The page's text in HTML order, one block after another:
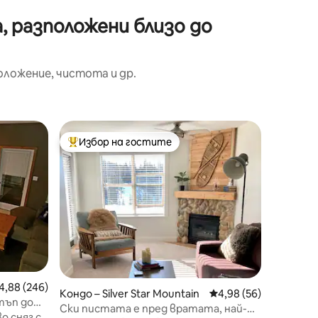
близо до
чистота и др.
оценка: 4,88 от 5, 246 отзива
(246)
до
Най-популярен избор на гостите
Избор на гостите
Кондо – Silver Star Mountain Средна оценка:
4,98 (56)
Ски пистата е пред вратата, най-